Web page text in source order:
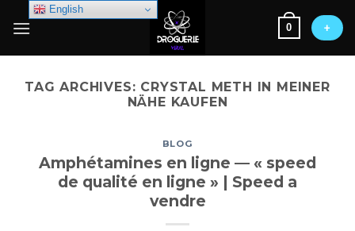
0 +
TAG ARCHIVES: CRYSTAL METH IN MEINER
NÄHE KAUFEN
BLOG
Amphétamines en ligne — « speed
de qualité en ligne » | Speed a
vendre
English